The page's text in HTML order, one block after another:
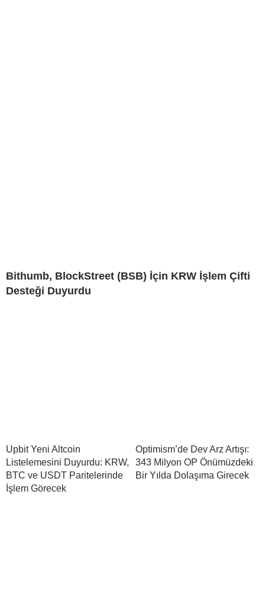
Bithumb, BlockStreet (BSB) İçin KRW İşlem Çifti
Desteği Duyurdu
Upbit Yeni Altcoin
Listelemesini Duyurdu: KRW,
BTC ve USDT Paritelerinde
İşlem Görecek
Optimism’de Dev Arz Artışı:
343 Milyon OP Önümüzdeki
Bir Yılda Dolaşıma Girecek